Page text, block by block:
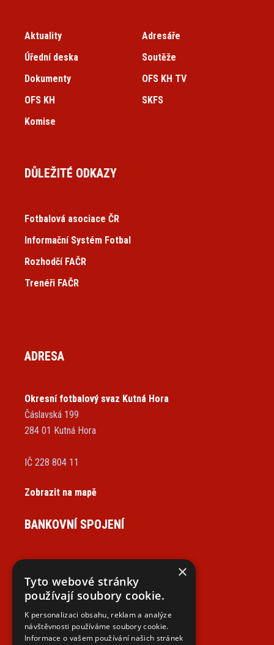
Aktuality
Úřední deska
Dokumenty
OFS KH
Komise
Adresáře
Soutěže
OFS KH TV
SKFS
DŮLEŽITÉ ODKAZY
Fotbalová asociace ČR
Informační Systém Fotbal
Rozhodčí FAČR
Trenéři FAČR
ADRESA
Okresní fotbalový svaz Kutná Hora
Čáslavská 199
284 01 Kutná Hora
IČ 228 804 11
Zobrazit na mapě
BANKOVNÍ SPOJENÍ
NAJDETE NÁS NA SOCIÁLNÍCH SÍTÍCH
×
Tyto webové stránky
používají soubory cookie.
K personalizaci obsahu, reklam a analýze
návštěvnosti používáme soubory cookie.
Informace o vašem používání našich stránek